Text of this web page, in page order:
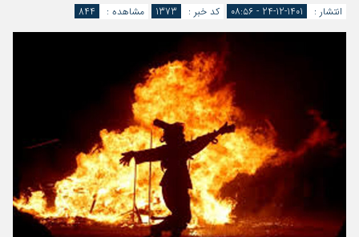
انتشار : 1401-12-24 - ۰۸:۵۶ کد خبر : 1373 مشاهده : 844